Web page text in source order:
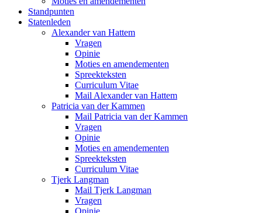
Standpunten
Statenleden
Alexander van Hattem
Vragen
Opinie
Moties en amendementen
Spreekteksten
Curriculum Vitae
Mail Alexander van Hattem
Patricia van der Kammen
Mail Patricia van der Kammen
Vragen
Opinie
Moties en amendementen
Spreekteksten
Curriculum Vitae
Tjerk Langman
Mail Tjerk Langman
Vragen
Opinie